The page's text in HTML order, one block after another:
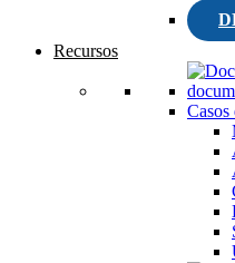
Recursos
Casos